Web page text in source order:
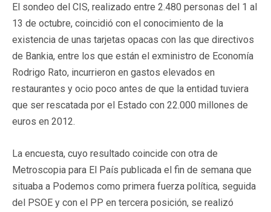
El sondeo del CIS, realizado entre 2.480 personas del 1 al
13 de octubre, coincidió con el conocimiento de la
existencia de unas tarjetas opacas con las que directivos
de Bankia, entre los que están el exministro de Economía
Rodrigo Rato, incurrieron en gastos elevados en
restaurantes y ocio poco antes de que la entidad tuviera
que ser rescatada por el Estado con 22.000 millones de
euros en 2012.
La encuesta, cuyo resultado coincide con otra de
Metroscopia para El País publicada el fin de semana que
situaba a Podemos como primera fuerza política, seguida
del PSOE y con el PP en tercera posición, se realizó